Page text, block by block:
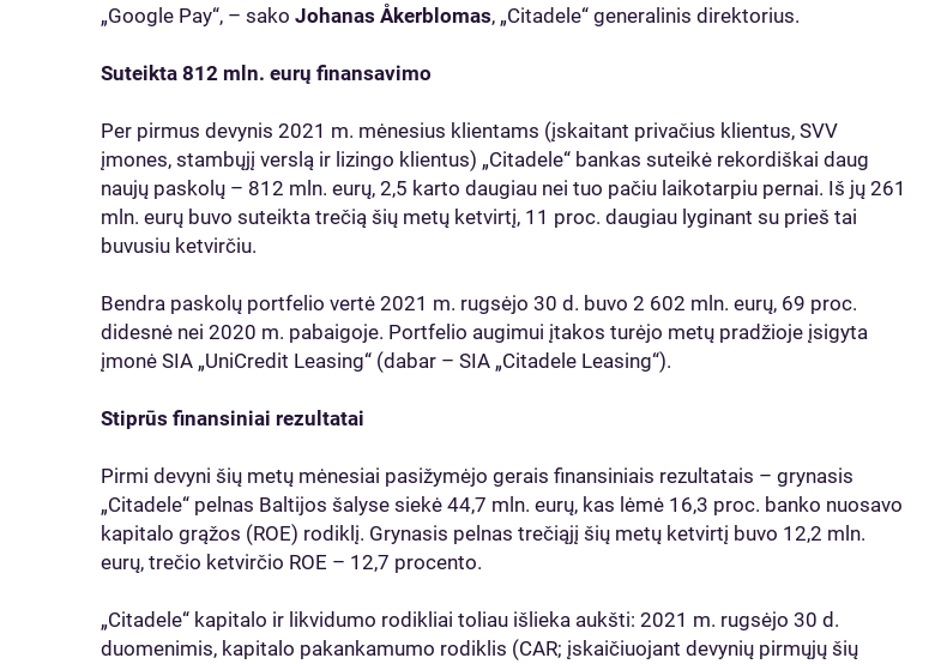
„Google Pay“, – sako Johanas Åkerblomas, „Citadele“ generalinis direktorius.
Suteikta 812 mln. eurų finansavimo
Per pirmus devynis 2021 m. mėnesius klientams (įskaitant privačius klientus, SVV
įmones, stambųjį verslą ir lizingo klientus) „Citadele“ bankas suteikė rekordiškai daug
naujų paskolų – 812 mln. eurų, 2,5 karto daugiau nei tuo pačiu laikotarpiu pernai. Iš jų 261
mln. eurų buvo suteikta trečią šių metų ketvirtį, 11 proc. daugiau lyginant su prieš tai
buvusiu ketvirčiu.
Bendra paskolų portfelio vertė 2021 m. rugsėjo 30 d. buvo 2 602 mln. eurų, 69 proc.
didesnė nei 2020 m. pabaigoje. Portfelio augimui įtakos turėjo metų pradžioje įsigyta
įmonė SIA „UniCredit Leasing“ (dabar – SIA „Citadele Leasing“).
Stiprūs finansiniai rezultatai
Pirmi devyni šių metų mėnesiai pasižymėjo gerais finansiniais rezultatais – grynasis
„Citadele“ pelnas Baltijos šalyse siekė 44,7 mln. eurų, kas lėmė 16,3 proc. banko nuosavo
kapitalo grąžos (ROE) rodiklį. Grynasis pelnas trečiąjį šių metų ketvirtį buvo 12,2 mln.
eurų, trečio ketvirčio ROE – 12,7 procento.
„Citadele“ kapitalo ir likvidumo rodikliai toliau išlieka aukšti: 2021 m. rugsėjo 30 d.
duomenimis, kapitalo pakankamumo rodiklis (CAR; įskaičiuojant devynių pirmųjų šių